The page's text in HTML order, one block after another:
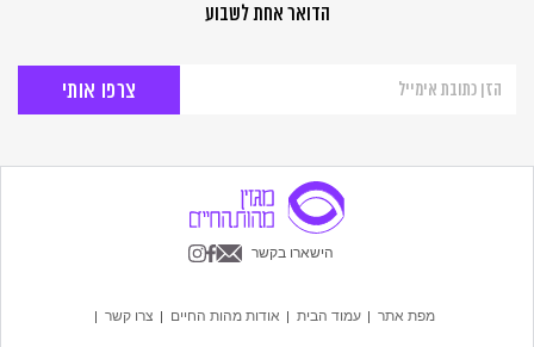
הדואר אחת לשבוע
לניוזלטר
החיים
הישארו בקשר
מפת אתר עמוד הבית אודות מהות החיים צרו קשר